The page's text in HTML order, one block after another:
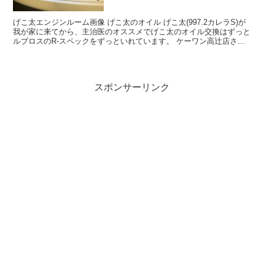
げこ太エンジンルーム画像 げこ太のオイル げこ太(997.2カレラS)が
我が家に来てから、主治医のオススメでげこ太のオイル交換はずっと
ルブロスのR-スペックをずっといれています。 ケーワン高辻店さん
スポンサーリンク